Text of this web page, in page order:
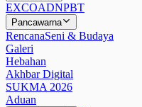
EXCOADNPBT
Pancawarna
RencanaSeni & Budaya
Galeri
Hebahan
Akhbar Digital
SUKMA 2026
Aduan